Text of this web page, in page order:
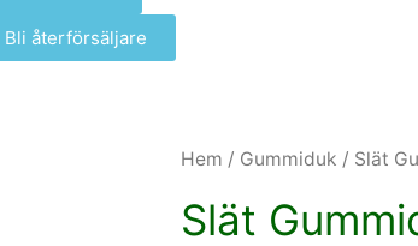
Bli återförsäljare
Hem / Gummiduk / Slät
Slät